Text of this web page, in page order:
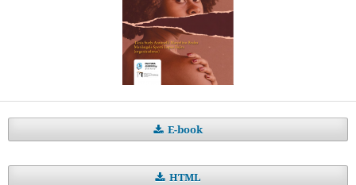
E-book
HTML